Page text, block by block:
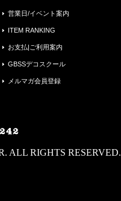
営業日/イベント案内
ITEM RANKING
お支払|ご利用案内
GBSSデコスクール
メルマガ会員登録
ALL RIGHTS RESERVED.